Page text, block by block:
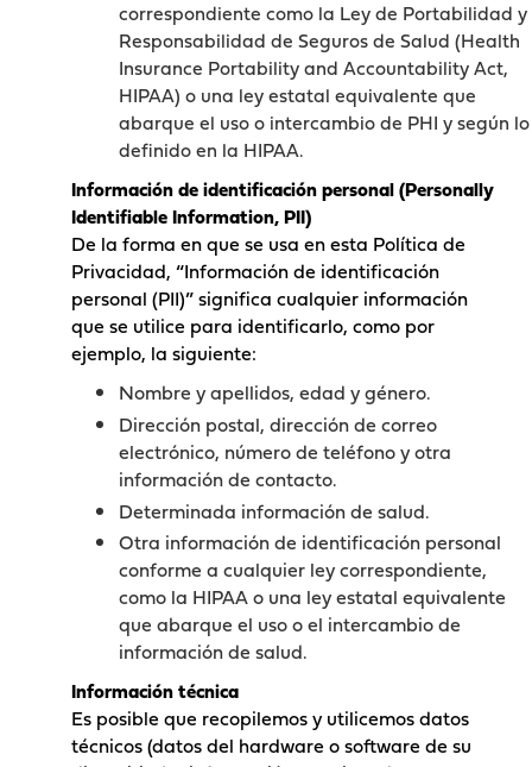
correspondiente como la Ley de Portabilidad y
Responsabilidad de Seguros de Salud (Health
Insurance Portability and Accountability Act,
HIPAA) o una ley estatal equivalente que
abarque el uso o intercambio de PHI y según lo
definido en la HIPAA.
Información de identificación personal (Personally
Identifiable Information, PII)
De la forma en que se usa en esta Política de
Privacidad, “Información de identificación
personal (PII)” significa cualquier información
que se utilice para identificarlo, como por
ejemplo, la siguiente:
Nombre y apellidos, edad y género.
Dirección postal, dirección de correo
electrónico, número de teléfono y otra
información de contacto.
Determinada información de salud.
Otra información de identificación personal
conforme a cualquier ley correspondiente,
como la HIPAA o una ley estatal equivalente
que abarque el uso o el intercambio de
información de salud.
Información técnica
Es posible que recopilemos y utilicemos datos
técnicos (datos del hardware o software de su